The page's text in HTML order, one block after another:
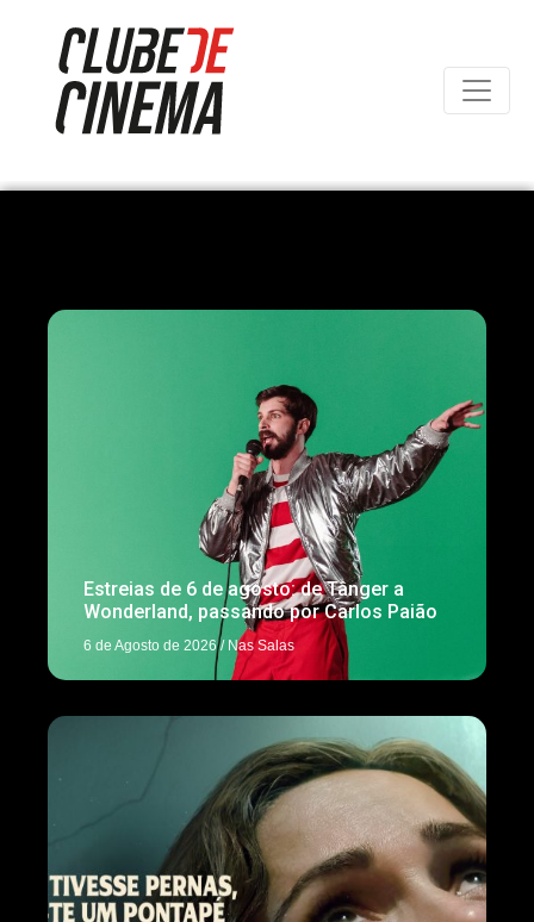
Estreias de 6 de agosto: de Tânger a
Wonderland, passando por Carlos Paião
6 de Agosto de 2026 / Nas Salas